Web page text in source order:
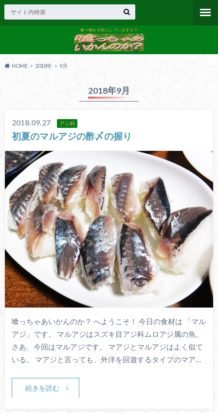
食べ物を大切にしていますか？
HOME 2018年 9月
2018年9月
2018.09.27 アジ科
初夏のマルアジの酢〆の握り
喰っちゃあいかんのか？ へようこそ！ 今日の食材は 「マル
アジ」です。 マルアジはスズキ目アジ科ムロアジ属の魚。
さあ、今回はマルアジです。 マアジとマルアジはよく似て
いる。 マアジと言っても、外洋を回遊するタイプのマア…
続きを読む